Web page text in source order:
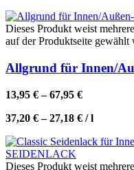
Dieses Produkt weist
auf der Produktseite gewählt
Allgrund für Innen/
13,95 €–67,95 €
37,20 €–27,18 € /l
Dieses Produkt weist